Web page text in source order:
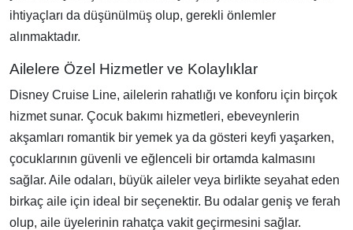
ihtiyaçları da düşünülmüş olup, gerekli önlemler
alınmaktadır.
Ailelere Özel Hizmetler ve Kolaylıklar
Disney Cruise Line, ailelerin rahatlığı ve konforu için birçok
hizmet sunar. Çocuk bakımı hizmetleri, ebeveynlerin
akşamları romantik bir yemek ya da gösteri keyfi yaşarken,
çocuklarının güvenli ve eğlenceli bir ortamda kalmasını
sağlar. Aile odaları, büyük aileler veya birlikte seyahat eden
birkaç aile için ideal bir seçenektir. Bu odalar geniş ve ferah
olup, aile üyelerinin rahatça vakit geçirmesini sağlar.